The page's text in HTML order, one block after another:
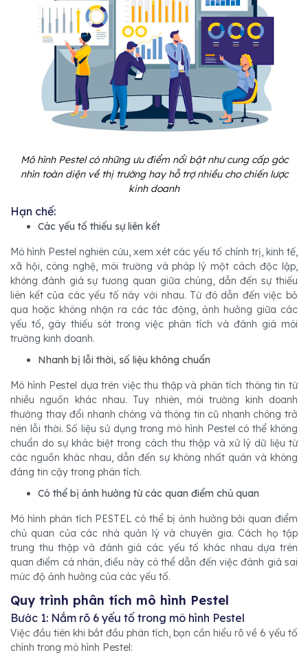
Mô hình Pestel có những ưu điểm nổi bật như cung cấp góc
nhìn toàn diện về thị trường hay hỗ trợ nhiều cho chiến lược
kinh doanh
Hạn chế:
Các yếu tố thiếu sự liên kết
Mô hình Pestel nghiên cứu, xem xét các yếu tố chính trị, kinh tế,
xã hội, công nghệ, môi trường và pháp lý một cách độc lập,
không đánh giá sự tương quan giữa chúng, dẫn đến sự thiếu
liên kết của các yếu tố này với nhau. Từ đó dẫn đến việc bỏ
qua hoặc không nhận ra các tác động, ảnh hưởng giữa các
yếu tố, gây thiếu sót trong việc phân tích và đánh giá môi
trường kinh doanh.
Nhanh bị lỗi thời, số liệu không chuẩn
Mô hình Pestel dựa trên việc thu thập và phân tích thông tin từ
nhiều nguồn khác nhau. Tuy nhiên, môi trường kinh doanh
thường thay đổi nhanh chóng và thông tin cũ nhanh chóng trở
nên lỗi thời. Số liệu sử dụng trong mô hình Pestel có thể không
chuẩn do sự khác biệt trong cách thu thập và xử lý dữ liệu từ
các nguồn khác nhau, dẫn đến sự không nhất quán và không
đáng tin cậy trong phân tích.
Có thể bị ảnh hưởng từ các quan điểm chủ quan
Mô hình phân tích PESTEL có thể bị ảnh hưởng bởi quan điểm
chủ quan của các nhà quản lý và chuyên gia. Cách họ tập
trung thu thập và đánh giá các yếu tố khác nhau dựa trên
quan điểm cá nhân, điều này có thể dẫn đến việc đánh giá sai
mức độ ảnh hưởng của các yếu tố.
Quy trình phân tích mô hình Pestel
Bước 1: Nắm rõ 6 yếu tố trong mô hình Pestel
Việc đầu tiên khi bắt đầu phân tích, bạn cần hiểu rõ về 6 yếu tố
chính trong mô hình Pestel: